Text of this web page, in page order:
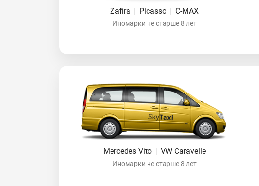
Zafira | Picasso | C-MAX
Иномарки не старше 8 лет
Mercedes Vito | VW Caravelle
Иномарки не старше 8 лет